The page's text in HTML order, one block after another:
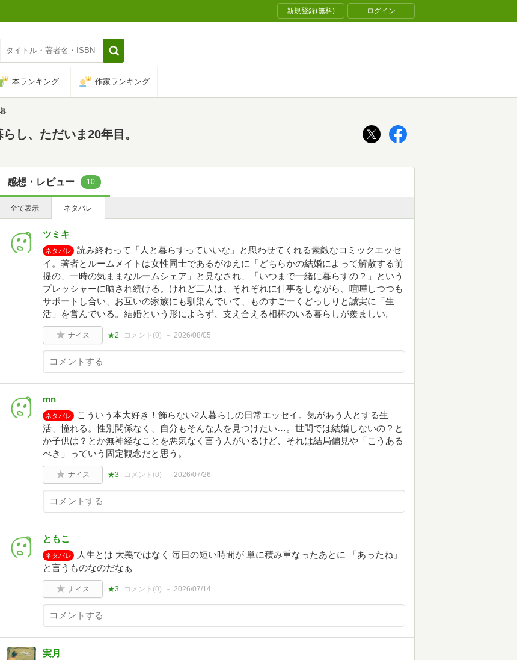
新規登録(無料) ログイン
本ランキング 作家ランキング
。
し、ただいま20年目。
感想・レビュー 10
全て表示 ネタバレ
ツミキ
ネタバレ
読み終わって「人と暮らすっていいな」と思わせてくれる素敵なコミックエッセ
イ。著者とルームメイトは女性同士であるがゆえに「どちらかの結婚によって解散する前
提の、一時の気ままなルームシェア」と見なされ、「いつまで一緒に暮らすの？」という
プレッシャーに晒され続ける。けれど二人は、それぞれに仕事をしながら、喧嘩しつつも
サポートし合い、お互いの家族にも馴染んでいて、ものすごーくどっしりと誠実に「生
活」を営んでいる。結婚という形によらず、支え合える相棒のいる暮らしが羨ましい。
ナイス ★2 コメント(0) 2026/08/05
mn
ネタバレ
こういう本大好き！飾らない2人暮らしの日常エッセイ。気があう人とする生
活、憧れる。性別関係なく、自分もそんな人を見つけたい…。世間では結婚しないの？と
か子供は？とか無神経なことを悪気なく言う人がいるけど、それは結局偏見や「こうある
べき」っていう固定観念だと思う。
ナイス ★3 コメント(0) 2026/07/26
ともこ
ネタバレ
人生とは 大義ではなく 毎日の短い時間が 単に積み重なったあとに 「あったね」
と言うものなのだなぁ
ナイス ★3 コメント(0) 2026/07/14
実月